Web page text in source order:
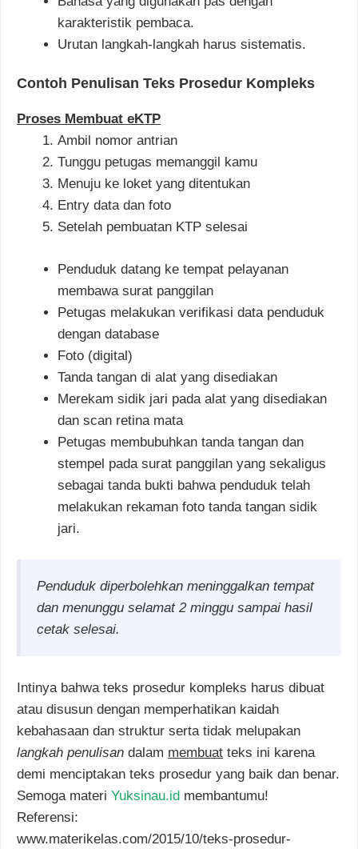
karakteristik pembaca.
Urutan langkah-langkah harus sistematis.
Contoh Penulisan Teks Prosedur Kompleks
Proses Membuat eKTP
Ambil nomor antrian
Tunggu petugas memanggil kamu
Menuju ke loket yang ditentukan
Entry data dan foto
Setelah pembuatan KTP selesai
Penduduk datang ke tempat pelayanan
membawa surat panggilan
Petugas melakukan verifikasi data penduduk
dengan database
Foto (digital)
Tanda tangan di alat yang disediakan
Merekam sidik jari pada alat yang disediakan
dan scan retina mata
Petugas membubuhkan tanda tangan dan
stempel pada surat panggilan yang sekaligus
sebagai tanda bukti bahwa penduduk telah
melakukan rekaman foto tanda tangan sidik
jari.
Penduduk diperbolehkan meninggalkan tempat
dan menunggu selamat 2 minggu sampai hasil
cetak selesai.
Intinya bahwa teks prosedur kompleks harus dibuat
atau disusun dengan memperhatikan kaidah
kebahasaan dan struktur serta tidak melupakan
langkah penulisan dalam membuat teks ini karena
demi menciptakan teks prosedur yang baik dan benar.
Semoga materi Yuksinau.id membantumu!
Referensi:
www.materikelas.com/2015/10/teks-prosedur-